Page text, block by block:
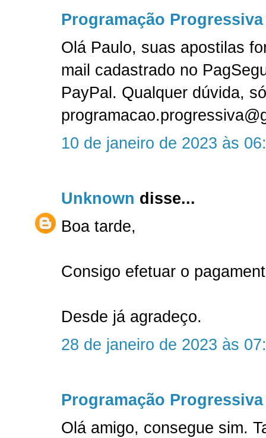
Programação Progressiva
Olá Paulo, suas apostilas
mail cadastrado no
PayPal. Qualquer dúvida,
10 de janeiro de 2023 às
Unknown disse...
Boa tarde,
Consigo efetuar o
Desde já agradeço.
28 de janeiro de 2023 às
Programação Progressiva
Olá amigo, consegue sim.